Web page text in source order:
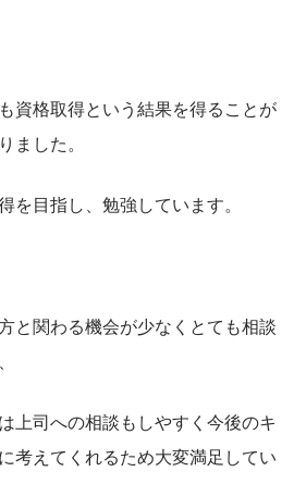
資格取得という結果を得ることが
ました。
を目指し、勉強しています。
と関わる機会が少なくとても相談
上司への相談もしやすく今後のキ
考えてくれるため大変満足してい